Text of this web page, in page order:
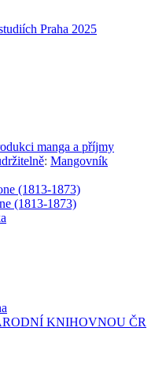
Praha 2025
manga a příjmy
: Mangovník
(1813-1873)
(1813-1873)